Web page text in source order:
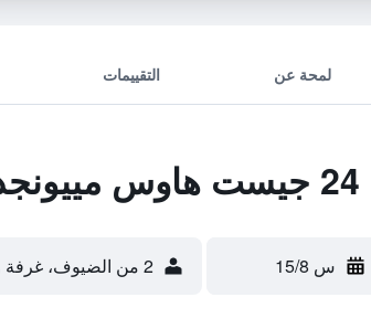
لمحة عن التقييمات
س 15/8 2 من الضيوف، غرفة واحدة